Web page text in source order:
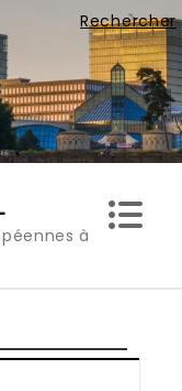
Rechercher
à